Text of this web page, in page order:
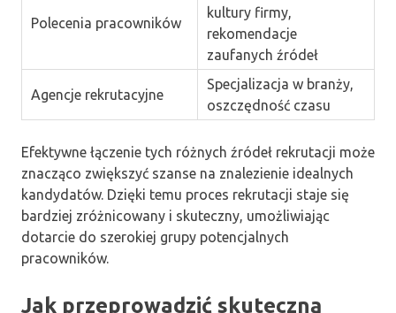
Polecenia pracowników
kultury firmy,
rekomendacje
zaufanych źródeł
Agencje rekrutacyjne
Specjalizacja w branży,
oszczędność czasu
Efektywne łączenie tych różnych źródeł rekrutacji może
znacząco zwiększyć szanse na znalezienie idealnych
kandydatów. Dzięki temu proces rekrutacji staje się
bardziej zróżnicowany i skuteczny, umożliwiając
dotarcie do szerokiej grupy potencjalnych
pracowników.
Jak przeprowadzić skuteczną